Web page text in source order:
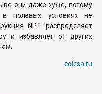
они даже хуже, потому
полевых условиях не
NPT распределяет
и избавляет от других
colesa.ru